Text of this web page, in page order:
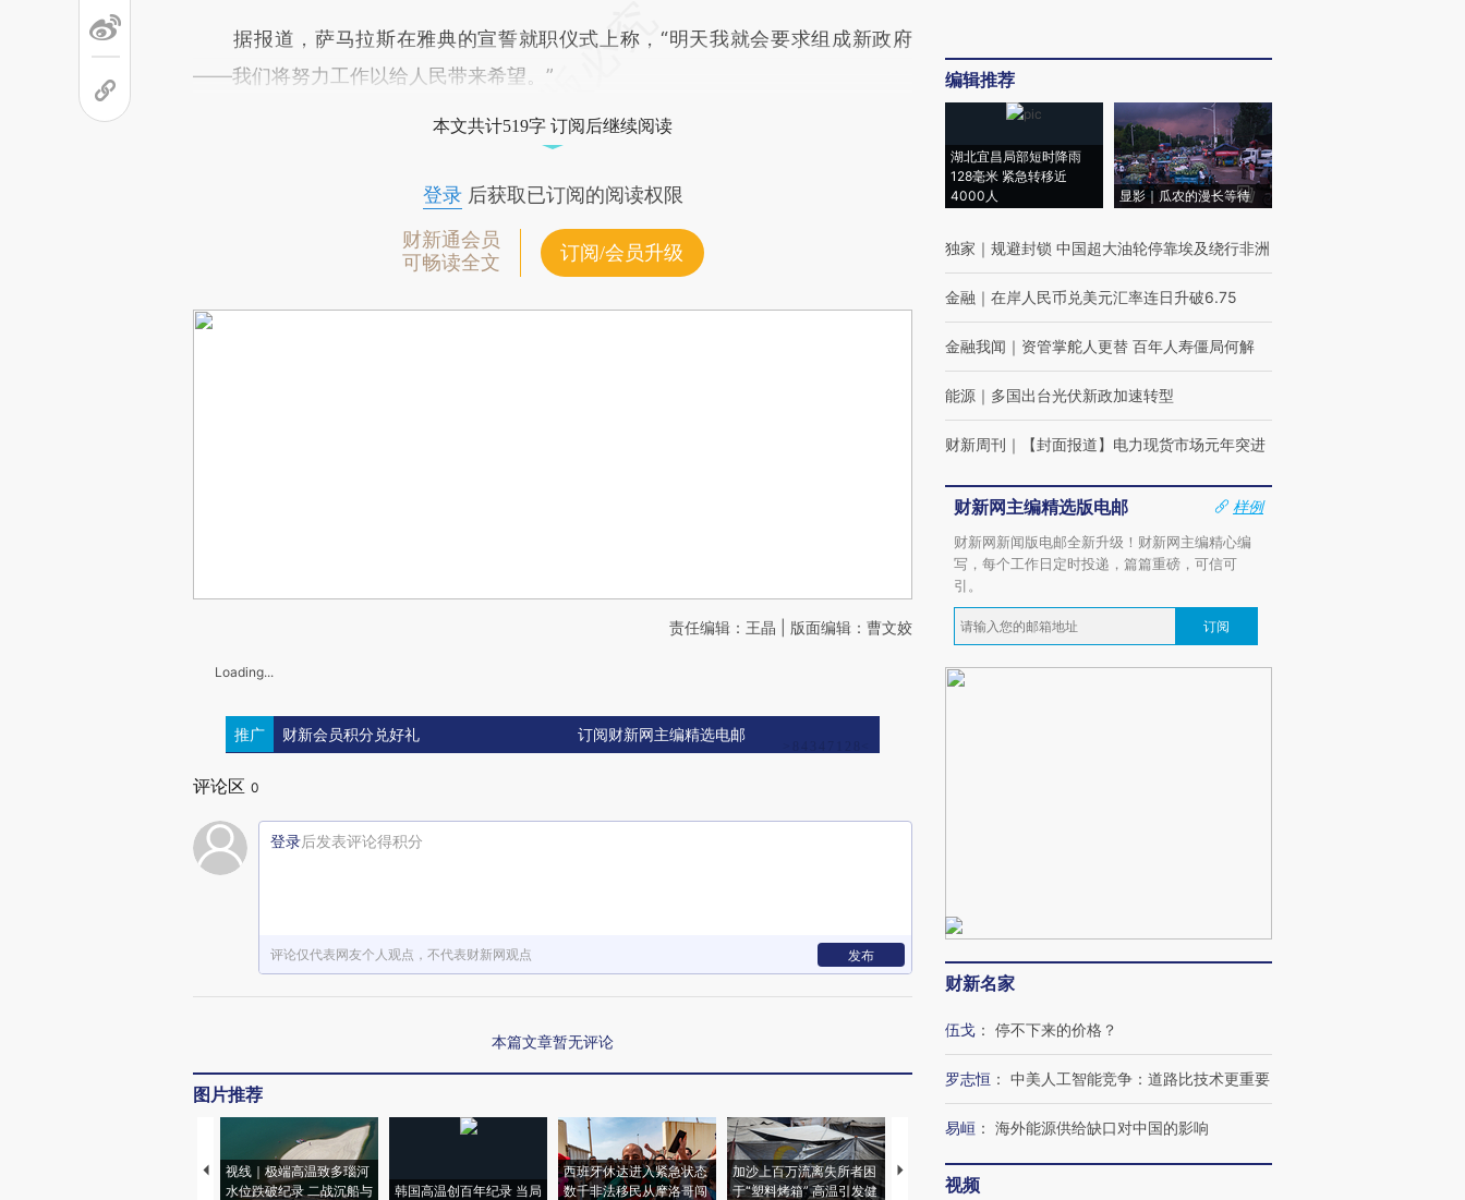
据报道，萨马拉斯在雅典的宣誓就职仪式上称，“明天我就会要求组成新政府
——我们将努力工作以给人民带来希望。”
本文共计519字 订阅后继续阅读
登录后获取已订阅的阅读权限
财新通会员
可畅读全文
订阅/会员升级
责任编辑：王晶 | 版面编辑：曹文姣
Loading...
推广 财新会员积分兑好礼 订阅财新网主编精选电邮
评论区 0
登录后发表评论得积分
评论仅代表网友个人观点，不代表财新网观点 发布
本篇文章暂无评论
图片推荐
视线｜极端高温致多瑙河
水位跌破纪录 二战沉船与
韩国高温创百年纪录 当局
西班牙休达进入紧急状态
数千非法移民从摩洛哥闯
加沙上百万流离失所者困
于“塑料烤箱” 高温引发健
视线｜HYROX的吸金
术：是什么让中产们甘
编辑推荐
湖北宜昌局部短时降雨
128毫米 紧急转移近
4000人
显影｜瓜农的漫长等待
独家 ｜ 规避封锁 中国超大油轮停靠埃及绕行非洲
金融 ｜ 在岸人民币兑美元汇率连日升破6.75
金融我闻 ｜ 资管掌舵人更替 百年人寿僵局何解
能源 ｜ 多国出台光伏新政加速转型
财新周刊 ｜ 【封面报道】电力现货市场元年突进
财新网主编精选版电邮
样例
财新网新闻版电邮全新升级！财新网主编精心编
写，每个工作日定时投递，篇篇重磅，可信可
引。
订阅
财新名家
伍戈 ： 停不下来的价格？
罗志恒 ： 中美人工智能竞争：道路比技术更重要
易峘 ： 海外能源供给缺口对中国的影响
视频